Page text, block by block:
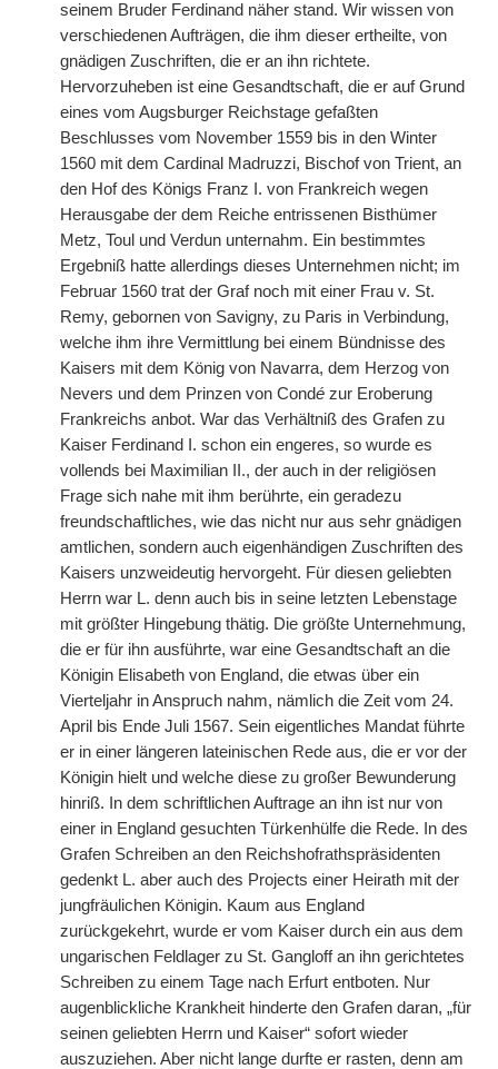
seinem Bruder Ferdinand näher stand. Wir wissen von
verschiedenen Aufträgen, die ihm dieser ertheilte, von
gnädigen Zuschriften, die er an ihn richtete.
Hervorzuheben ist eine Gesandtschaft, die er auf Grund
eines vom Augsburger Reichstage gefaßten
Beschlusses vom November 1559 bis in den Winter
1560 mit dem Cardinal Madruzzi, Bischof von Trient, an
den Hof des Königs Franz I. von Frankreich wegen
Herausgabe der dem Reiche entrissenen Bisthümer
Metz, Toul und Verdun unternahm. Ein bestimmtes
Ergebniß hatte allerdings dieses Unternehmen nicht; im
Februar 1560 trat der Graf noch mit einer Frau v. St.
Remy, gebornen von Savigny, zu Paris in Verbindung,
welche ihm ihre Vermittlung bei einem Bündnisse des
Kaisers mit dem König von Navarra, dem Herzog von
Nevers und dem Prinzen von Condé zur Eroberung
Frankreichs anbot. War das Verhältniß des Grafen zu
Kaiser Ferdinand I. schon ein engeres, so wurde es
vollends bei Maximilian II., der auch in der religiösen
Frage sich nahe mit ihm berührte, ein geradezu
freundschaftliches, wie das nicht nur aus sehr gnädigen
amtlichen, sondern auch eigenhändigen Zuschriften des
Kaisers unzweideutig hervorgeht. Für diesen geliebten
Herrn war L. denn auch bis in seine letzten Lebenstage
mit größter Hingebung thätig. Die größte Unternehmung,
die er für ihn ausführte, war eine Gesandtschaft an die
Königin Elisabeth von England, die etwas über ein
Vierteljahr in Anspruch nahm, nämlich die Zeit vom 24.
April bis Ende Juli 1567. Sein eigentliches Mandat führte
er in einer längeren lateinischen Rede aus, die er vor der
Königin hielt und welche diese zu großer Bewunderung
hinriß. In dem schriftlichen Auftrage an ihn ist nur von
einer in England gesuchten Türkenhülfe die Rede. In des
Grafen Schreiben an den Reichshofrathspräsidenten
gedenkt L. aber auch des Projects einer Heirath mit der
jungfräulichen Königin. Kaum aus England
zurückgekehrt, wurde er vom Kaiser durch ein aus dem
ungarischen Feldlager zu St. Gangloff an ihn gerichtetes
Schreiben zu einem Tage nach Erfurt entboten. Nur
augenblickliche Krankheit hinderte den Grafen daran, „für
seinen geliebten Herrn und Kaiser“ sofort wieder
auszuziehen. Aber nicht lange durfte er rasten, denn am